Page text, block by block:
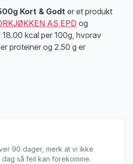
Kort & Godt er et produkt
AS EPD og
kcal per 100g, hvorav
proteiner og 2.50 g er
90 dager, merk at vi ikke
så feil kan forekomme.